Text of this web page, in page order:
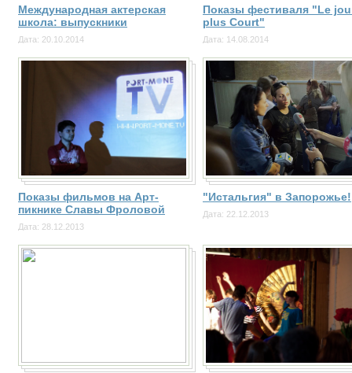
Международная актерская
школа: выпускники
Дата: 20.10.2014
Показы фестиваля "Le
plus Court"
Дата: 14.08.2014
Показы фильмов на Арт-
пикнике Славы Фроловой
Дата: 28.12.2013
"Истальгия" в Запорожье!
Дата: 22.12.2013